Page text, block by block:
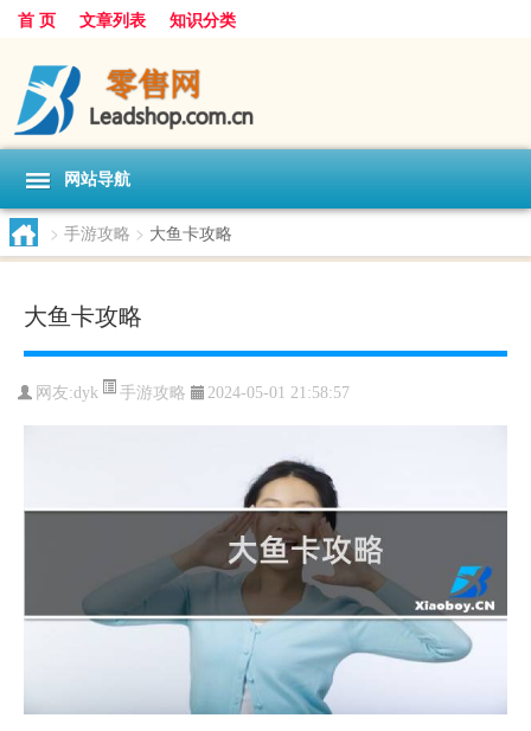
首 页 文章列表 知识分类
网站导航
> 手游攻略 > 大鱼卡攻略
大鱼卡攻略
网友:dyk 手游攻略 2024-05-01 21:58:57